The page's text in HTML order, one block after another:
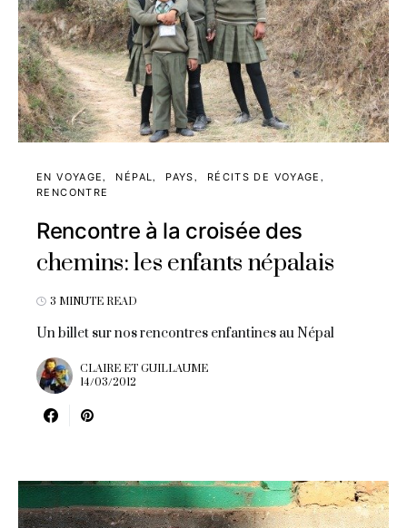
EN VOYAGE NÉPAL PAYS
RÉCITS DE VOYAGE
RENCONTRE
Rencontre à la croisée des
chemins: les enfants népalais
3 MINUTE READ
Un billet sur nos rencontres enfantines au Népal
CLAIRE ET GUILLAUME
14/03/2012